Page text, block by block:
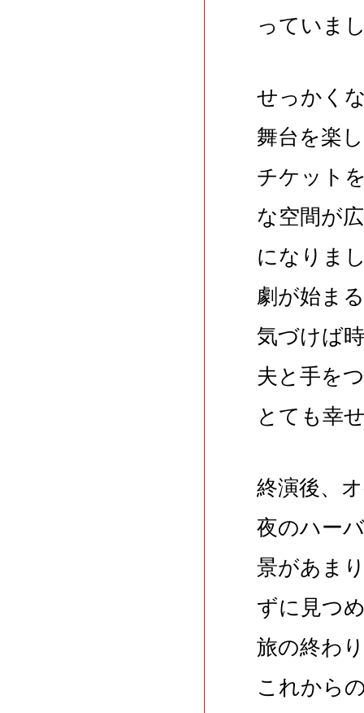
っていま
せっかく
舞台を楽
チケット
な空間が
になりま
劇が始ま
気づけば
夫と手を
とても幸
終演後、
夜のハー
景があま
ずに見つ
旅の終わ
これから